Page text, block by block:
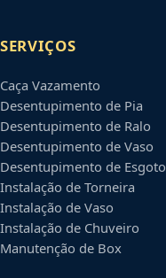
SERVIÇOS
Caça Vazamento
Desentupimento de Pia
Desentupimento de Ralo
Desentupimento de Vaso
Desentupimento de Esgoto
Instalação de Torneira
Instalação de Vaso
Instalação de Chuveiro
Manutenção de Box